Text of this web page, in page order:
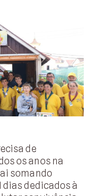
de
os anos na
somando
dias dedicados à